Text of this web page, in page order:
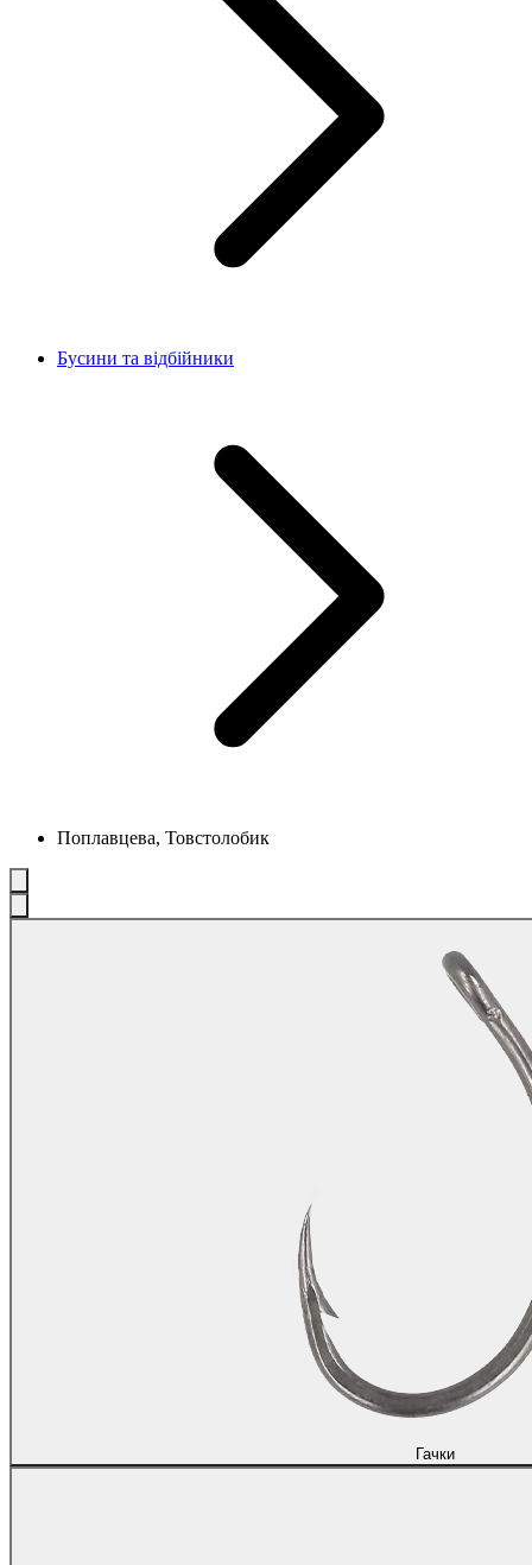
Бусини та відбійники
Поплавцева, Товстолобик
Гачки